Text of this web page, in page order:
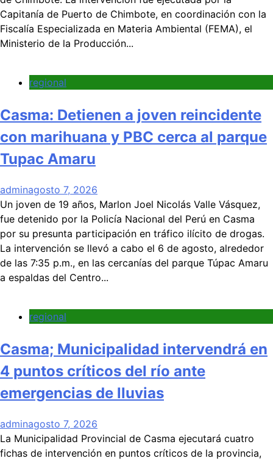
Capitanía de Puerto de Chimbote, en coordinación con la
Fiscalía Especializada en Materia Ambiental (FEMA), el
Ministerio de la Producción...
regional
Casma: Detienen a joven reincidente
con marihuana y PBC cerca al parque
Tupac Amaru
adminagosto 7, 2026
Un joven de 19 años, Marlon Joel Nicolás Valle Vásquez,
fue detenido por la Policía Nacional del Perú en Casma
por su presunta participación en tráfico ilícito de drogas.
La intervención se llevó a cabo el 6 de agosto, alrededor
de las 7:35 p.m., en las cercanías del parque Túpac Amaru
a espaldas del Centro...
regional
Casma; Municipalidad intervendrá en
4 puntos críticos del río ante
emergencias de lluvias
adminagosto 7, 2026
La Municipalidad Provincial de Casma ejecutará cuatro
fichas de intervención en puntos críticos de la provincia,